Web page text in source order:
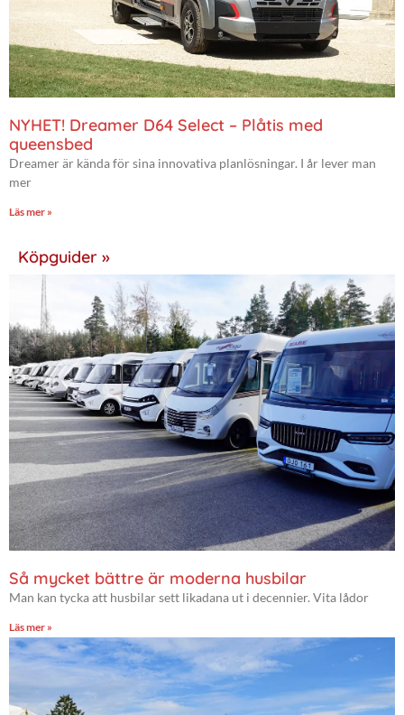
NYHET! Dreamer D64 Select – Plåtis med
queensbed
Dreamer är kända för sina innovativa planlösningar. I år lever man
mer
Läs mer »
Köpguider »
Så mycket bättre är moderna husbilar
Man kan tycka att husbilar sett likadana ut i decennier. Vita lådor
Läs mer »